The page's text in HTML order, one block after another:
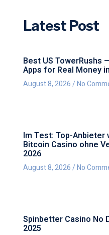
Latest Post
Best US TowerRushs
Apps for Real Money
August 8, 2026 No
Im Test: Top-Anbieter
Bitcoin Casino ohne
2026
August 8, 2026 No
Spinbetter Casino No
2025